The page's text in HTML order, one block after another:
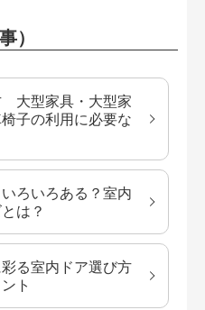
）
大型家具・大型家
子の利用に必要な
ろいろある？室内
は？
る室内ドア選び方
ト